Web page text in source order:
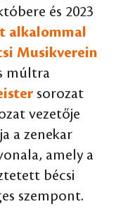
és 2023
alkalommal
Musikverein
múltra
sorozat
vezetője
a zenekar
amely a
bécsi
szempont.